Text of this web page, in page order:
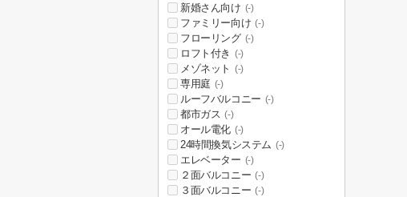
新婚さん向け (-)
ファミリー向け (-)
フローリング (-)
ロフト付き (-)
メゾネット (-)
専用庭 (-)
ルーフバルコニー (-)
都市ガス (-)
オール電化 (-)
24時間換気システム (-)
エレベーター (-)
２面バルコニー (-)
３面バルコニー (-)